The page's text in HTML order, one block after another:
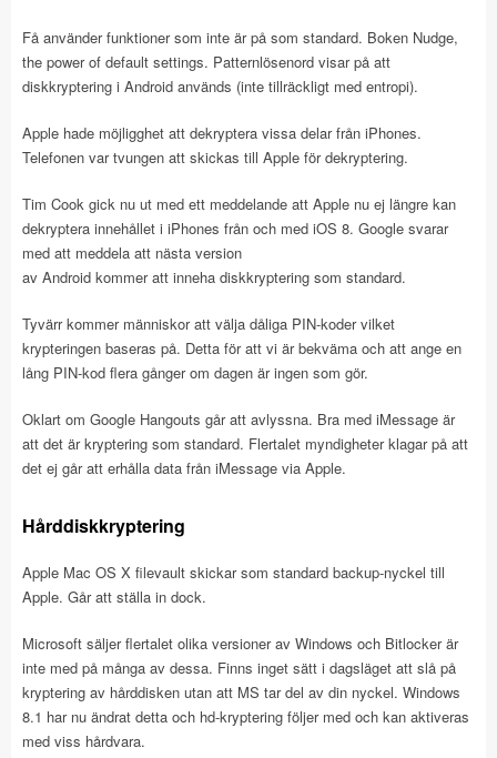
Få använder funktioner som inte är på som standard. Boken Nudge,
the power of default settings. Patternlösenord visar på att
diskkryptering i Android används (inte tillräckligt med entropi).
Apple hade möjligghet att dekryptera vissa delar från iPhones.
Telefonen var tvungen att skickas till Apple för dekryptering.
Tim Cook gick nu ut med ett meddelande att Apple nu ej längre kan
dekryptera innehållet i iPhones från och med iOS 8. Google svarar
med att meddela att nästa version
av Android kommer att inneha diskkryptering som standard.
Tyvärr kommer människor att välja dåliga PIN-koder vilket
krypteringen baseras på. Detta för att vi är bekväma och att ange en
lång PIN-kod flera gånger om dagen är ingen som gör.
Oklart om Google Hangouts går att avlyssna. Bra med iMessage är
att det är kryptering som standard. Flertalet myndigheter klagar på att
det ej går att erhålla data från iMessage via Apple.
Hårddiskkryptering
Apple Mac OS X filevault skickar som standard backup-nyckel till
Apple. Går att ställa in dock.
Microsoft säljer flertalet olika versioner av Windows och Bitlocker är
inte med på många av dessa. Finns inget sätt i dagsläget att slå på
kryptering av hårddisken utan att MS tar del av din nyckel. Windows
8.1 har nu ändrat detta och hd-kryptering följer med och kan aktiveras
med viss hårdvara.